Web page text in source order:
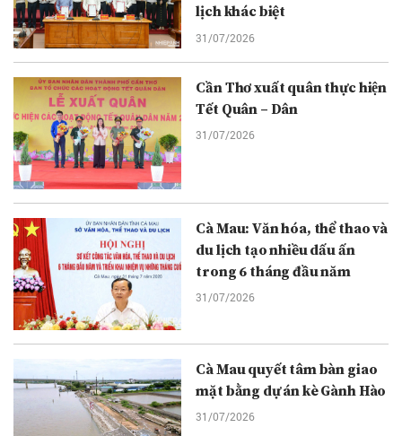
lịch khác biệt
31/07/2026
Cần Thơ xuất quân thực hiện
Tết Quân – Dân
31/07/2026
Cà Mau: Văn hóa, thể thao và
du lịch tạo nhiều dấu ấn
trong 6 tháng đầu năm
31/07/2026
Cà Mau quyết tâm bàn giao
mặt bằng dự án kè Gành Hào
31/07/2026